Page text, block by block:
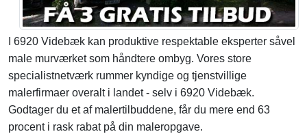
I 6920 Videbæk kan produktive respektable eksperter såvel
male murværket som håndtere ombyg. Vores store
specialistnetværk rummer kyndige og tjenstvillige
malerfirmaer overalt i landet - selv i 6920 Videbæk.
Godtager du et af malertilbuddene, får du mere end 63
procent i rask rabat på din maleropgave.